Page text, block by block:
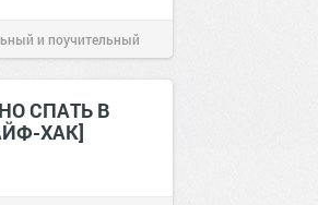
и поучительный
СПАТЬ В
ХАК]